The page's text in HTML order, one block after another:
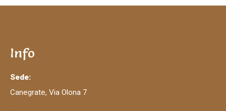
Info
Sede:
Canegrate, Via Olona 7